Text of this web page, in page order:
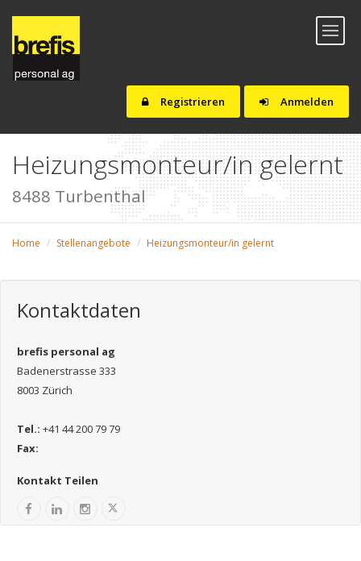
Anmelden
Registrieren
Toggle
Heizungsmonteur/in gelernt
8488 Turbenthal
Home Stellenangebote Heizungsmonteur/in gelernt
Kontaktdaten
brefis personal ag
Badenerstrasse 333
8003 Zürich
Tel.: +41 44 200 79 79
Fax:
Kontakt Teilen